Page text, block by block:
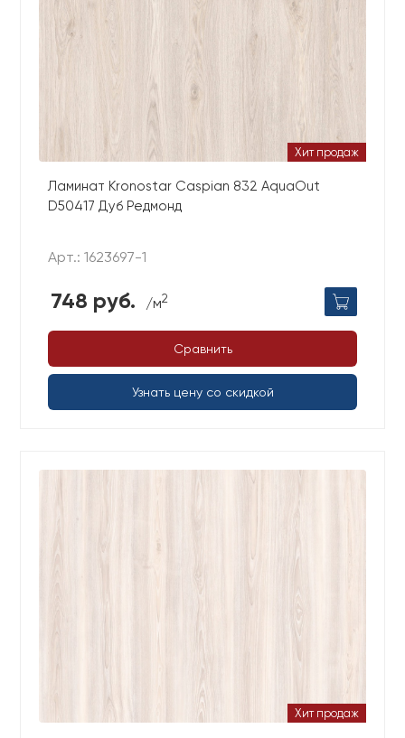
Хит продаж
Ламинат Kronostar Caspian 832 AquaOut
D50417 Дуб Редмонд
Арт.: 1623697-1
748 руб. /м2
Сравнить
Узнать цену со скидкой
Хит продаж